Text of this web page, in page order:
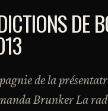
DE
de la
Brunker La